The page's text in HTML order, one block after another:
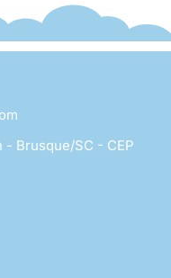
- Brusque/SC - CEP